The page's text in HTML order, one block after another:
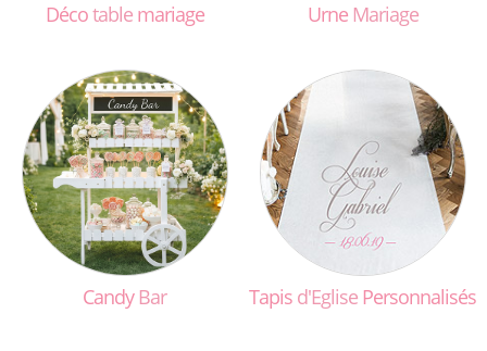
Décotablemariage Urne Mariage
CandyBar Tapis d'Eglise Personnalisés